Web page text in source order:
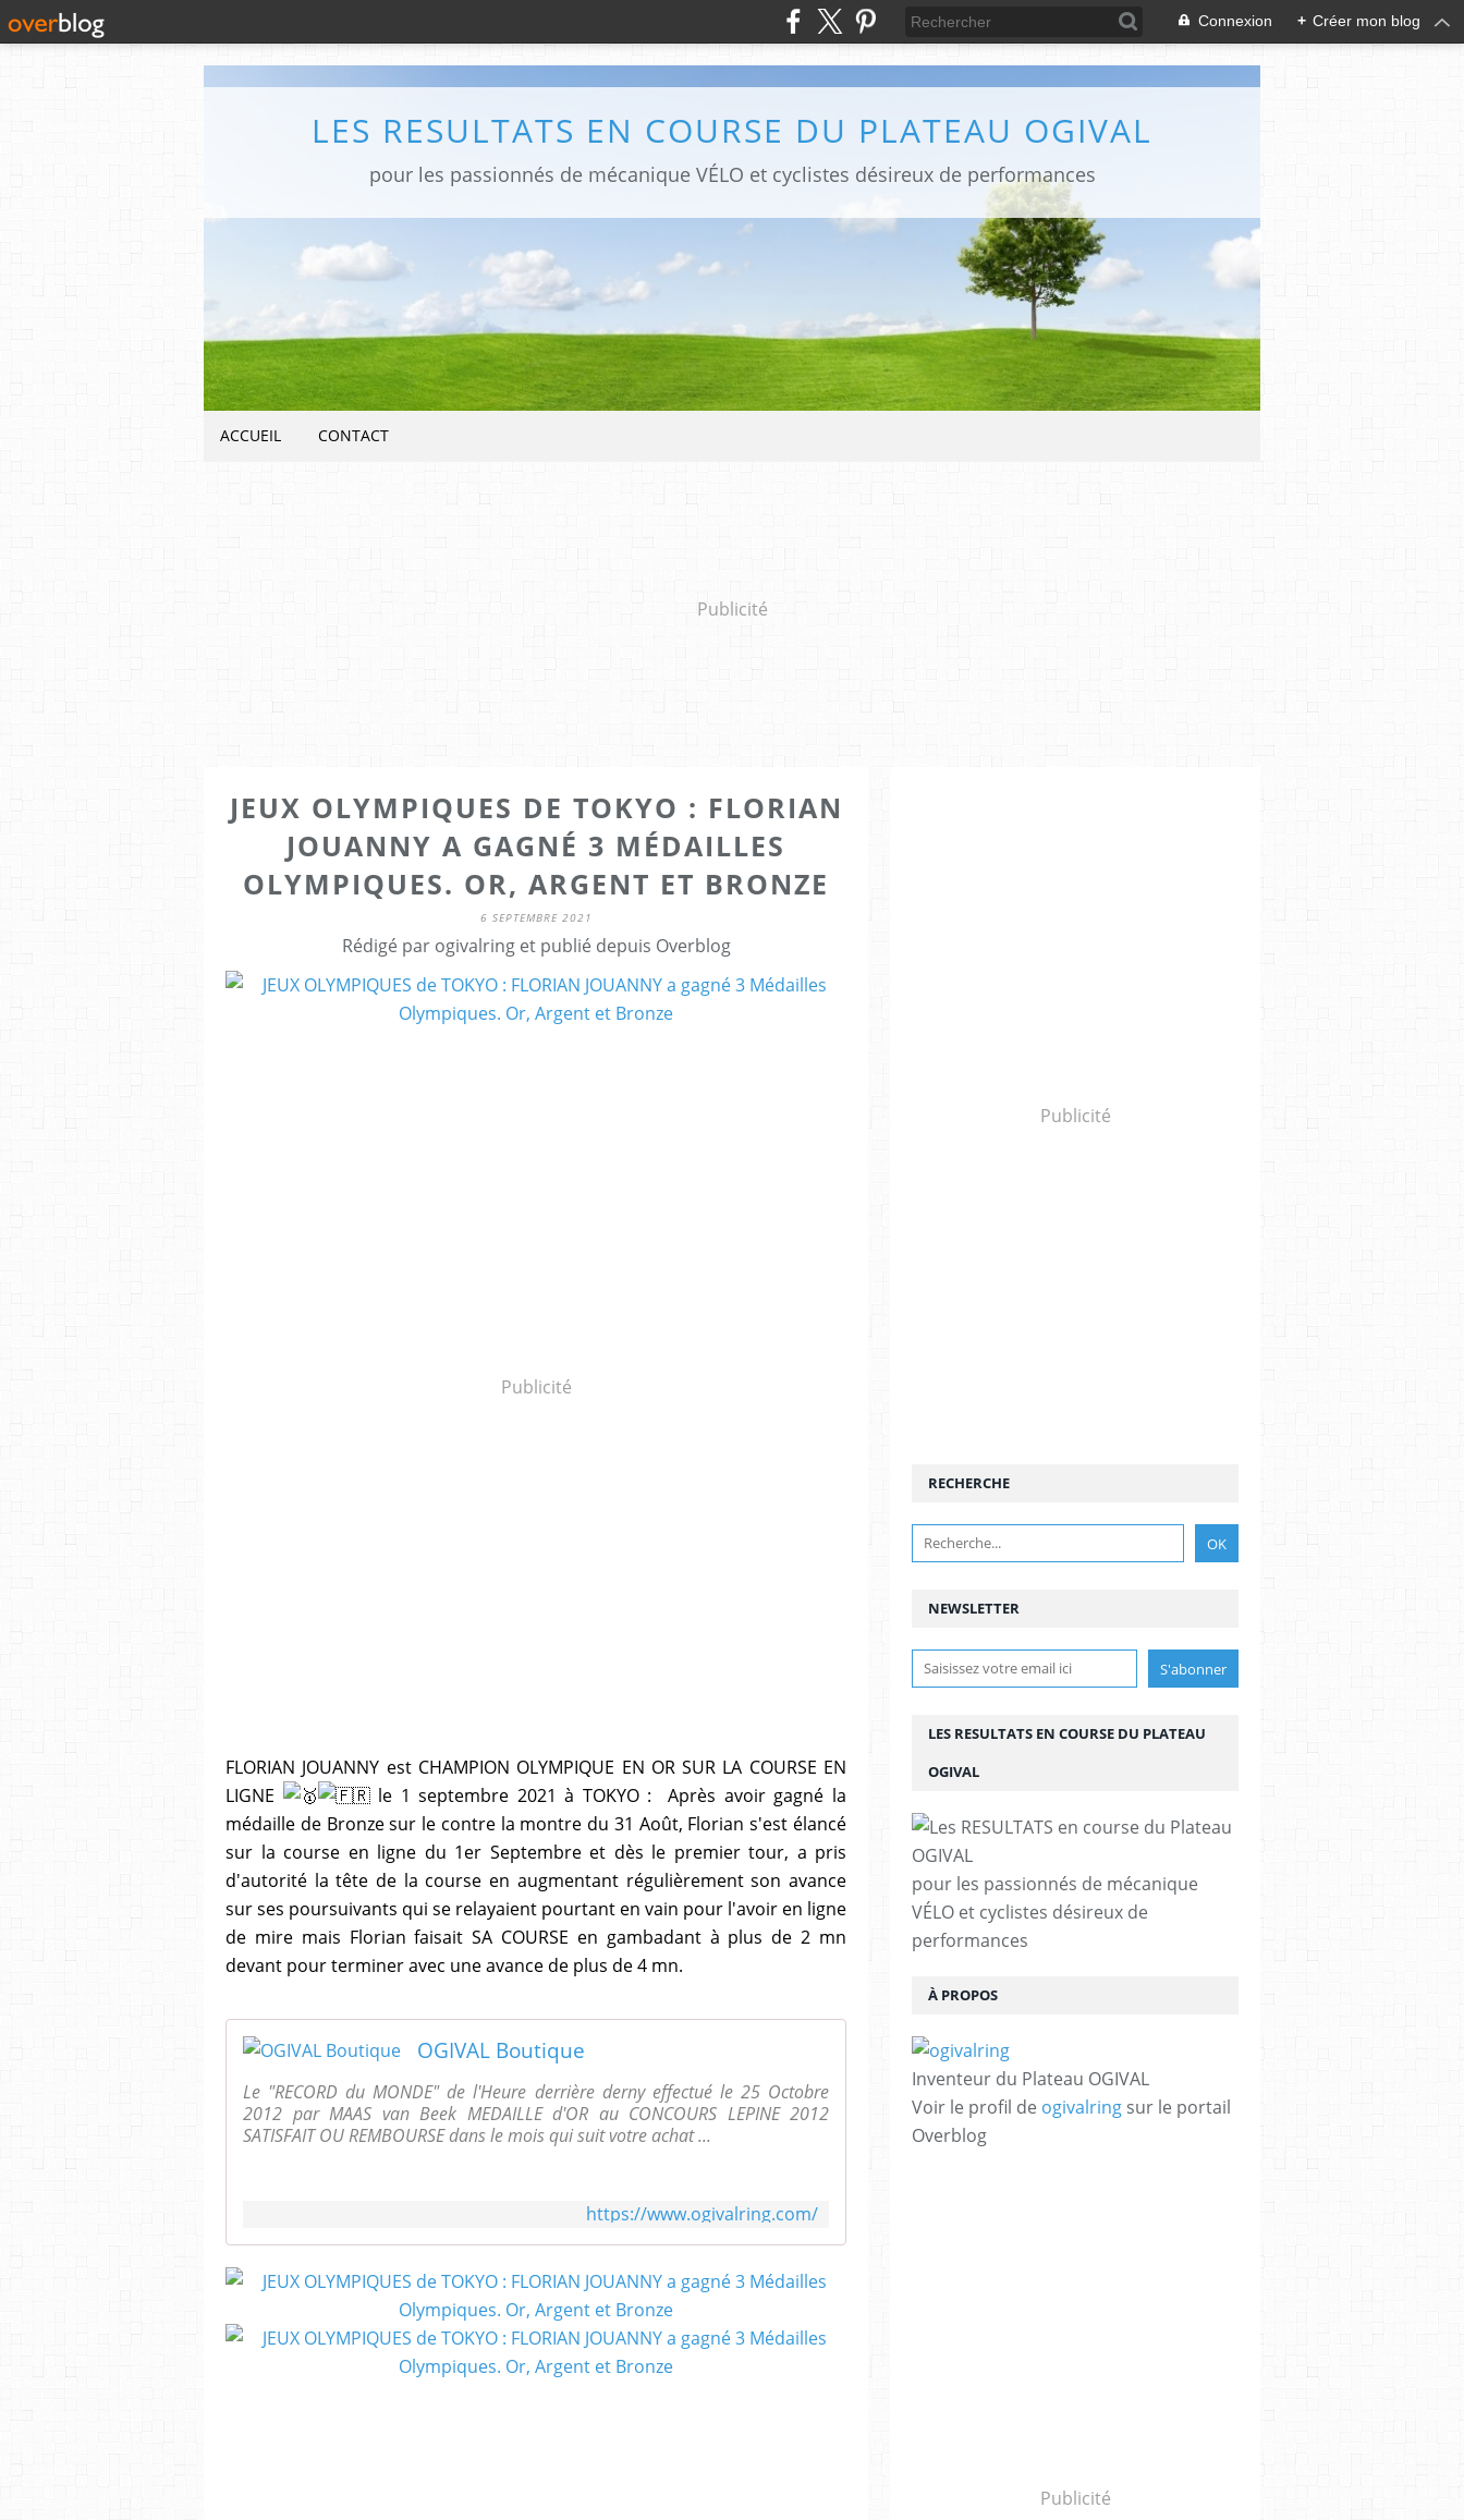
Connexion + Créer mon blog
LES RESULTATS EN COURSE DU PLATEAU OGIVAL
pour les passionnés de mécanique VÉLO et cyclistes désireux de performances
ACCUEIL CONTACT
Publicité
JEUX OLYMPIQUES DE TOKYO : FLORIAN
JOUANNY A GAGNÉ 3 MÉDAILLES
OLYMPIQUES. OR, ARGENT ET BRONZE
6 SEPTEMBRE 2021
Rédigé par ogivalring et publié depuis Overblog
Publicité
FLORIAN JOUANNY est CHAMPION OLYMPIQUE EN OR SUR LA COURSE EN
LIGNE
le 1 septembre 2021 à TOKYO : Après avoir gagné la
médaille de Bronze sur le contre la montre du 31 Août, Florian s'est élancé
sur la course en ligne du 1er Septembre et dès le premier tour, a pris
d'autorité la tête de la course en augmentant régulièrement son avance
sur ses poursuivants qui se relayaient pourtant en vain pour l'avoir en ligne
de mire mais Florian faisait SA COURSE en gambadant à plus de 2 mn
devant pour terminer avec une avance de plus de 4 mn.
OGIVAL Boutique
Le "RECORD du MONDE" de l'Heure derrière derny effectué le 25 Octobre
2012 par MAAS van Beek MEDAILLE d'OR au CONCOURS LEPINE 2012
SATISFAIT OU REMBOURSE dans le mois qui suit votre achat ...
https://www.ogivalring.com/
Publicité
NEWSLETTER
RECHERCHE
LES RESULTATS EN COURSE DU PLATEAU
OGIVAL
pour les passionnés de mécanique
VÉLO et cyclistes désireux de
performances
À PROPOS
Inventeur du Plateau OGIVAL
Voir le profil de ogivalring sur le portail
Overblog
Publicité